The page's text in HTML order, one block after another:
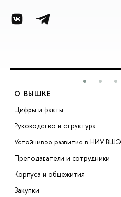
О ВЫШКЕ
Цифры и факты
Руководство и структура
Устойчивое развитие в НИУ ВШЭ
Преподаватели и сотрудники
Корпуса и общежития
Закупки